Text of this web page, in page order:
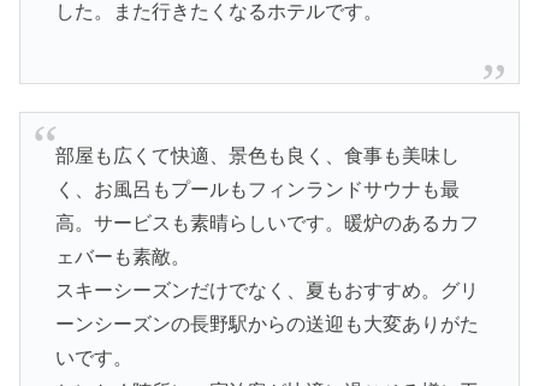
した。また行きたくなるホテルです。
部屋も広くて快適、景色も良く、食事も美味し
く、お風呂もプールもフィンランドサウナも最
高。サービスも素晴らしいです。暖炉のあるカフ
ェバーも素敵。
スキーシーズンだけでなく、夏もおすすめ。グリ
ーンシーズンの長野駅からの送迎も大変ありがた
いです。